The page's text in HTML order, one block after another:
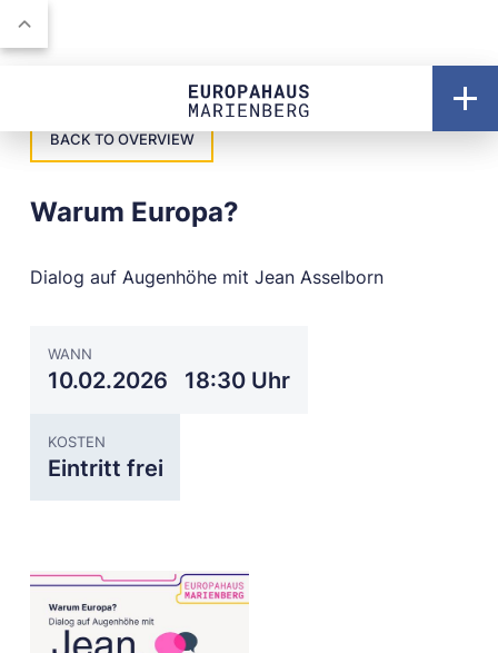
BACK TO OVERVIEW
Warum Europa?
Dialog auf Augenhöhe mit Jean Asselborn
WANN
10.02.2026 18:30 Uhr
KOSTEN
Eintritt frei